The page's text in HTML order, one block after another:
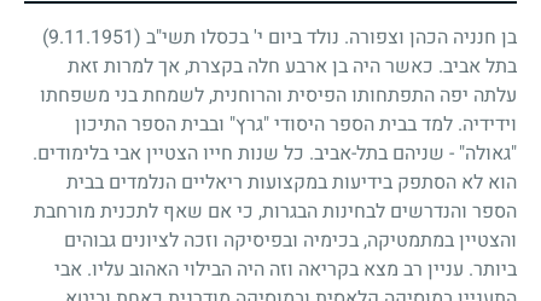
בן חנניה הכהן וצפורה. נולד ביום י' בכסלו תשי"ב (9.11.1951)
בתל אביב. כאשר היה בן ארבע חלה בקצרת, אך למרות זאת
עלתה יפה התפתחותו הפיסית והרוחנית, לשמחת בני משפחתו
וידידיה. למד בבית הספר היסודי "גרץ" ובבית הספר התיכון
"גאולה" - שניהם בתל-אביב. כל שנות חייו הצטיין אבי בלימודים.
הוא לא הסתפק בידיעות במקצועות ריאליים הנלמדים בבית
הספר והנדרשים לבחינות הבגרות, כי אם שאף לתכנית מורחבת
והצטיין במתמטיקה, בכימיה ובפיסיקה וזכה לציונים גבוהים
ביותר. עניין רב מצא בקריאה וזה היה הבילוי האהוב עליו. אבי